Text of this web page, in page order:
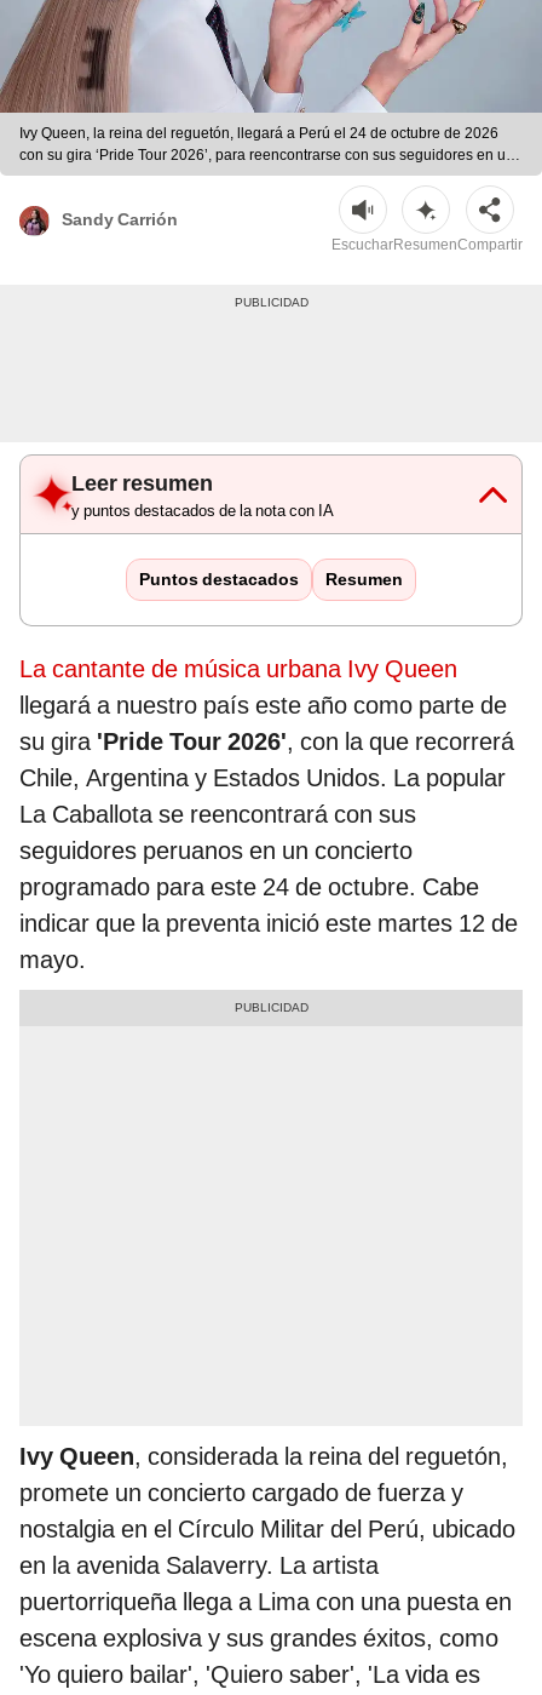
Ivy Queen, la reina del reguetón, llegará a Perú el 24 de octubre de 2026
con su gira ‘Pride Tour 2026’, para reencontrarse con sus seguidores en un
emocionante concierto. | Foto: difusión.
Sandy Carrión
EscucharResumenCompartir
Leer resumen
y puntos destacados de la nota con IA
Puntos destacados Resumen
La cantante de música urbana Ivy Queen
llegará a nuestro país este año como parte de
su gira 'Pride Tour 2026', con la que recorrerá
Chile, Argentina y Estados Unidos. La popular
La Caballota se reencontrará con sus
seguidores peruanos en un concierto
programado para este 24 de octubre. Cabe
indicar que la preventa inició este martes 12 de
mayo.
Ivy Queen, considerada la reina del reguetón,
promete un concierto cargado de fuerza y
nostalgia en el Círculo Militar del Perú, ubicado
en la avenida Salaverry. La artista
puertorriqueña llega a Lima con una puesta en
escena explosiva y sus grandes éxitos, como
'Yo quiero bailar', 'Quiero saber', 'La vida es